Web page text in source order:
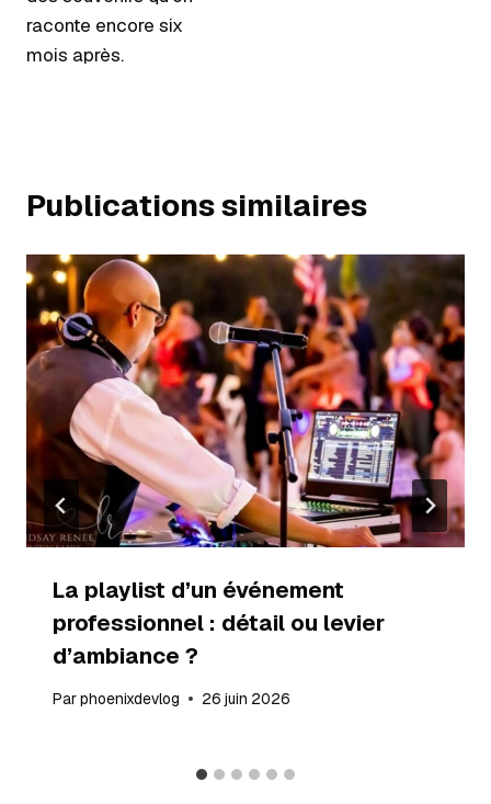
raconte encore six
mois après.
Publications similaires
La playlist d’un événement
professionnel : détail ou levier
d’ambiance ?
Parphoenixdevlog 26 juin 2026